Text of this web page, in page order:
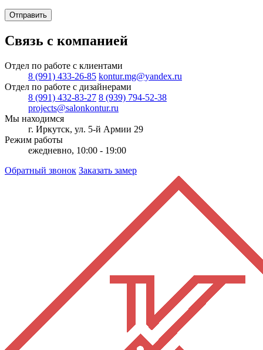
Отправить
Связь с компанией
Отдел по работе с клиентами
8 (991) 433-26-85 kontur.mg@yandex.ru
Отдел по работе с дизайнерами
8 (991) 432-83-27 8 (939) 794-52-38
projects@salonkontur.ru
Мы находимся
г. Иркутск, ул. 5-й Армии 29
Режим работы
ежедневно, 10:00 - 19:00
Обратный звонок Заказать замер